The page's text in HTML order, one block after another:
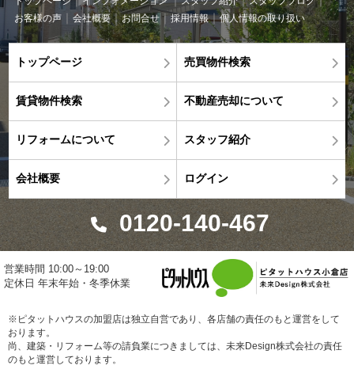
お客様の声
会社概要 お問合せ 採用情報 個人情報の取り扱い
トップページ 売買物件検索
賃貸物件検索 不動産売却について
リフォームについて スタッフ紹介
会社概要 ログイン
0120-140-467
営業時間 10:00～19:00
定休日 年末年始・冬季休業
※ピタットハウスの加盟店は独立自営であり、各店舗の責任のもと運営をして
おります。
尚、建築・リフォーム等の請負業につきましては、未来Design株式会社の責任
のもと運営しております。